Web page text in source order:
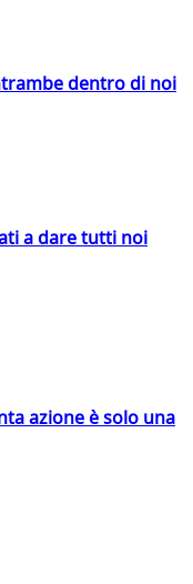
dentro di noi
a dare tutti noi
azione è solo una